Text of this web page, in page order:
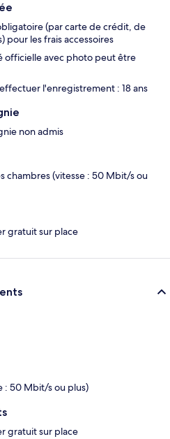
(par carte de crédit, de
pour les frais accessoires
officielle avec photo peut être
l'enregistrement : 18 ans
non admis
chambres (vitesse : 50 Mbit/s ou
gratuit sur place
: 50 Mbit/s ou plus)
gratuit sur place